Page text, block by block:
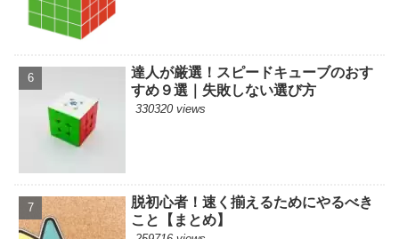
達人が厳選！スピードキューブのおす
すめ９選｜失敗しない選び方
330320 views
脱初心者！速く揃えるためにやるべき
こと【まとめ】